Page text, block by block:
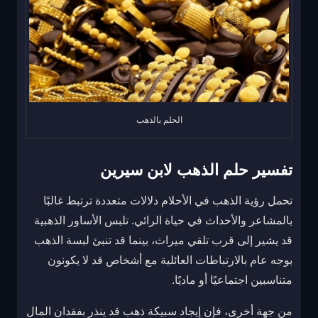
الحلم بالذهب
تفسير حلم الذهب لابن سيرين
تحمل رؤية الذهب في الأحلام دلالات متعددة ترتبط غالبًا
بالمشاعر والأحداث في حياة الرائي. تلبس الأساور الذهبية
قد يشير إلى قرب تلقي ميراث، بينما قد تنبئ لبسة الذهب
بوجه عام بالارتباطات العائلية مع أشخاص قد لا يكونون
متناسبين اجتماعيًا أو ماديًا.
من جهة أخرى، فإن إيجاد سبيكة ذهب قد ينذر بفقدان المال